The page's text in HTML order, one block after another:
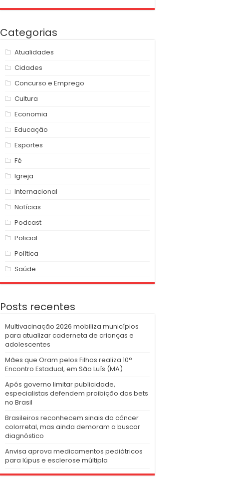
Categorias
Atualidades
Cidades
Concurso e Emprego
Cultura
Economia
Educação
Esportes
Fé
Igreja
Internacional
Notícias
Podcast
Policial
Política
Saúde
Posts recentes
Multivacinação 2026 mobiliza municípios
para atualizar caderneta de crianças e
adolescentes
Mães que Oram pelos Filhos realiza 10°
Encontro Estadual, em São Luís (MA)
Após governo limitar publicidade,
especialistas defendem proibição das bets
no Brasil
Brasileiros reconhecem sinais do câncer
colorretal, mas ainda demoram a buscar
diagnóstico
Anvisa aprova medicamentos pediátricos
para lúpus e esclerose múltipla